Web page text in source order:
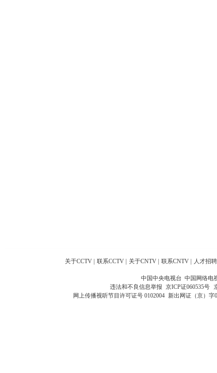
关于CCTV 联系CCTV 关于CNTV 联系CNTV 人才招聘
中国中央电视台 中国网络电
违法和不良信息举报 京ICP证060535号
网上传播视听节目许可证号 0102004 新出网证（京）